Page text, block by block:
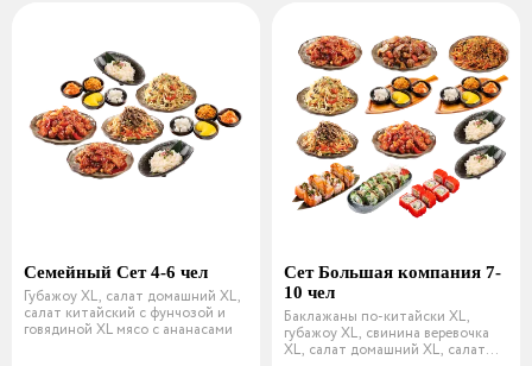
Семейный Сет 4-6 чел
Губажоу XL, салат домашний XL,
салат китайский с фунчозой и
говядиной XL мясо с ананасами
Сет Большая компания 7-
10 чел
Баклажаны по-китайски XL,
губажоу XL, свинина веревочка
XL, салат домашний XL, салат